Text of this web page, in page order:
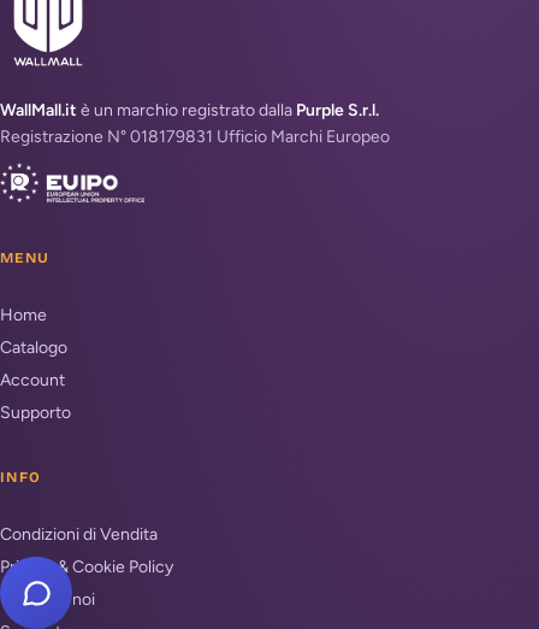
WallMall.it è un marchio registrato dalla Purple S.r.l.
Registrazione N° 018179831 Ufficio Marchi Europeo
MENU
Home
Catalogo
Account
Supporto
INFO
Condizioni di Vendita
Privacy & Cookie Policy
Unisciti a noi